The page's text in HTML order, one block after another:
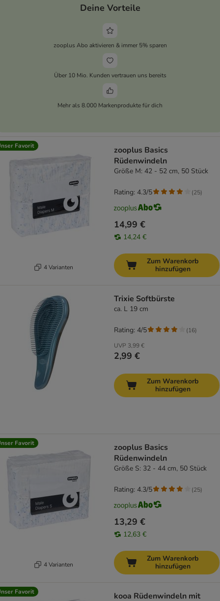
Deine Vorteile
zooplus Abo aktivieren & immer 5% sparen
Über 10 Mio. Kunden vertrauen uns bereits
Mehr als 8.000 Markenprodukte für dich
Favorit
4 Varianten
zooplus Basics
Rüdenwindeln
Größe M: 42 - 52 cm, 50 Stück
14,99 €
14,24 €
Rating: 4.3/5 (25)
Zum Warenkorb
hinzufügen
Trixie Softbürste
ca. L 19 cm
UVP 3,99 €
2,99 €
Rating: 4/5 (16)
Zum Warenkorb
hinzufügen
Favorit
4 Varianten
zooplus Basics
Rüdenwindeln
Größe S: 32 - 44 cm, 50 Stück
13,29 €
12,63 €
Rating: 4.3/5 (25)
Zum Warenkorb
hinzufügen
Favorit
kooa Rüdenwindeln mit